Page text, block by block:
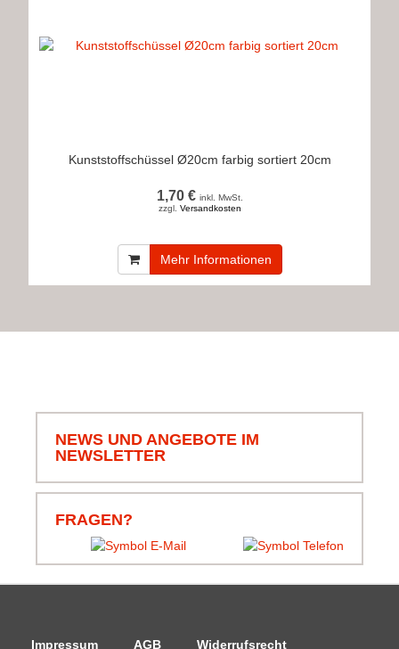
Kunststoffschüssel Ø20cm farbig sortiert 20cm
1,70 € inkl. MwSt.
zzgl. Versandkosten
Mehr Informationen
NEWS UND ANGEBOTE IM
NEWSLETTER
FRAGEN?
Impressum AGB Widerrufsrecht